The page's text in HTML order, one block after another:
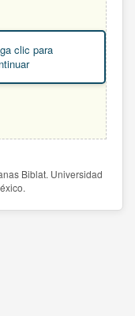
clic para
Biblat. Universidad